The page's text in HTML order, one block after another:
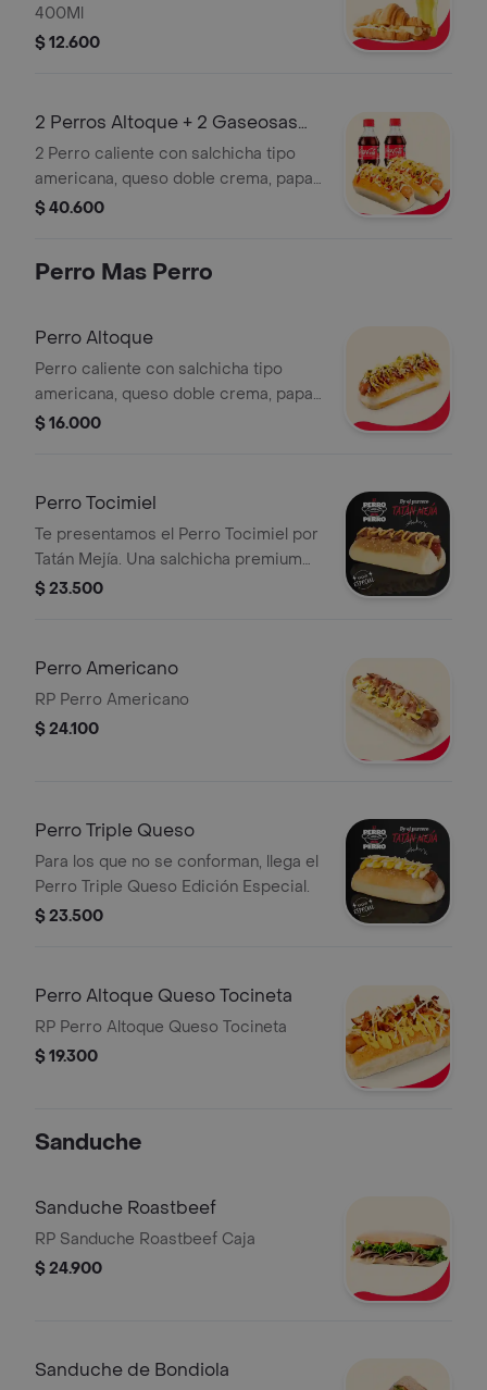
400Ml
$ 12.600
2 Perros Altoque + 2 Gaseosas
400Ml
2 Perro caliente con salchicha tipo
americana, queso doble crema, papa
callejera, pepinillos, cebolla, salsas de
$ 40.600
Perro Mas Perro
Perro Altoque
Perro caliente con salchicha tipo
americana, queso doble crema, papa
callejera, pepinillos, cebolla
$ 16.000
Perro Tocimiel
Te presentamos el Perro Tocimiel por
Tatán Mejía. Una salchicha premium
en pan suave, coronada con tocineta
picante).
$ 23.500
Perro Americano
RP Perro Americano
$ 24.100
Perro Triple Queso
Para los que no se conforman, llega el
Perro Triple Queso Edición Especial.
$ 23.500
Perro Altoque Queso Tocineta
RP Perro Altoque Queso Tocineta
$ 19.300
Sanduche
Sanduche Roastbeef
RP Sanduche Roastbeef Caja
$ 24.900
Sanduche de Bondiola